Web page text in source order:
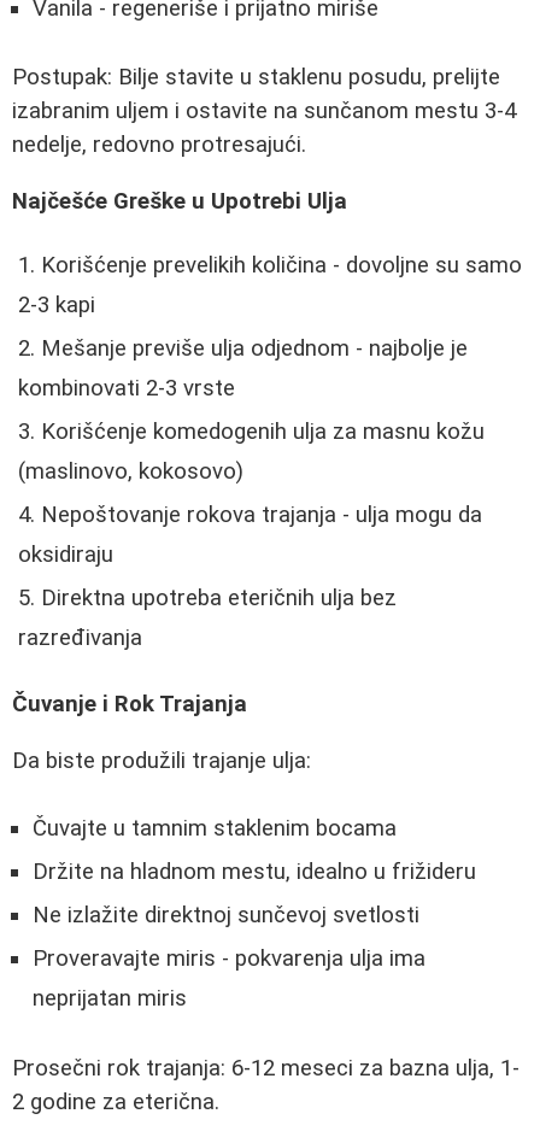
Vanila - regeneriše i prijatno miriše
Postupak: Bilje stavite u staklenu posudu, prelijte
izabranim uljem i ostavite na sunčanom mestu 3-4
nedelje, redovno protresajući.
Najčešće Greške u Upotrebi Ulja
Korišćenje prevelikih količina - dovoljne su samo
2-3 kapi
Mešanje previše ulja odjednom - najbolje je
kombinovati 2-3 vrste
Korišćenje komedogenih ulja za masnu kožu
(maslinovo, kokosovo)
Nepoštovanje rokova trajanja - ulja mogu da
oksidiraju
Direktna upotreba eteričnih ulja bez
razređivanja
Čuvanje i Rok Trajanja
Da biste produžili trajanje ulja:
Čuvajte u tamnim staklenim bocama
Držite na hladnom mestu, idealno u frižideru
Ne izlažite direktnoj sunčevoj svetlosti
Proveravajte miris - pokvarenja ulja ima
neprijatan miris
Prosečni rok trajanja: 6-12 meseci za bazna ulja, 1-
2 godine za eterična.